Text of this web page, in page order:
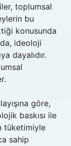
toplumsal
bu
konusunda
ideoloji
dayalıdır.
göre,
baskısı ile
tüketimiyle
sahip